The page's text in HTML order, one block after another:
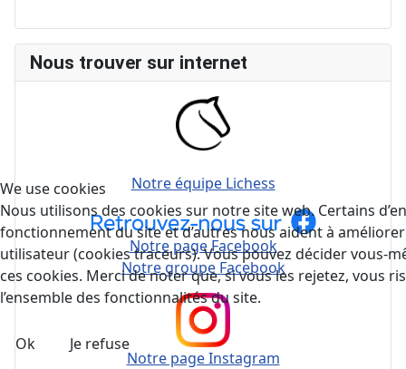
Nous trouver sur internet
Notre équipe Lichess
Notre page Facebook
Notre groupe Facebook
Notre page Instagram
We use cookies
Nous utilisons des cookies sur notre site web. Certains
fonctionnement du site et d’autres nous aident à améliorer
utilisateur (cookies traceurs). Vous pouvez décider vous-
ces cookies. Merci de noter que, si vous les rejetez, vous
l’ensemble des fonctionnalités du site.
Ok Je refuse